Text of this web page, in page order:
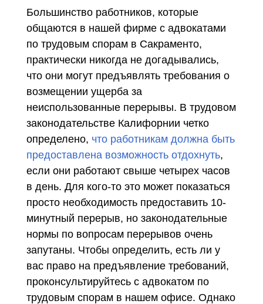
Большинство работников, которые
общаются в нашей фирме с адвокатами
по трудовым спорам в Сакраменто,
практически никогда не догадывались,
что они могут предъявлять требования о
возмещении ущерба за
неиспользованные перерывы. В трудовом
законодательстве Калифорнии четко
определено, что работникам должна быть
предоставлена возможность отдохнуть,
если они работают свыше четырех часов
в день. Для кого-то это может показаться
просто необходимость предоставить 10-
минутный перерыв, но законодательные
нормы по вопросам перерывов очень
запутаны. Чтобы определить, есть ли у
вас право на предъявление требований,
проконсультируйтесь с адвокатом по
трудовым спорам в нашем офисе. Однако